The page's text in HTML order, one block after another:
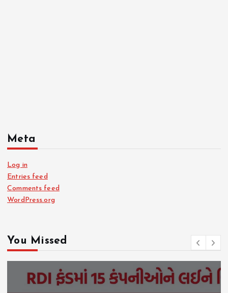
Meta
Log in
Entries feed
Comments feed
WordPress.org
You Missed